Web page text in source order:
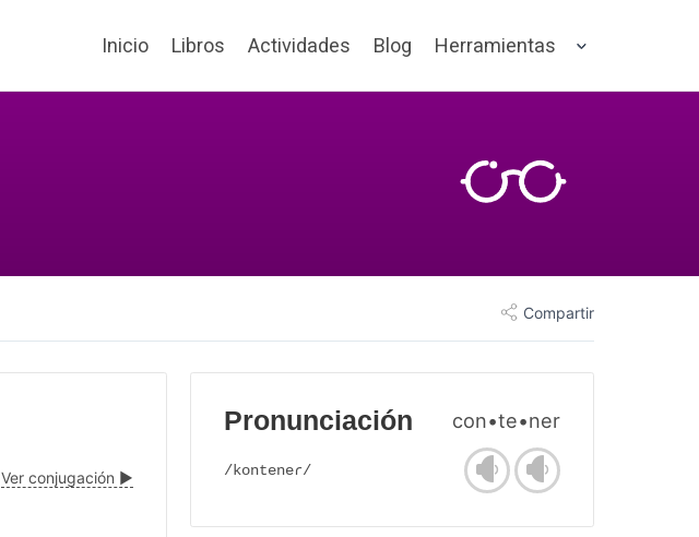
Inicio Libros Actividades Blog Herramientas
Compartir
Ver conjugación ▶
Pronunciación con•te•ner
/konteneɾ/